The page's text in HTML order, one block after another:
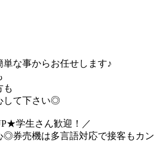
な事からお任せします♪
も
して下さい◎
学生さん歓迎！／
◎券売機は多言語対応で接客もカン